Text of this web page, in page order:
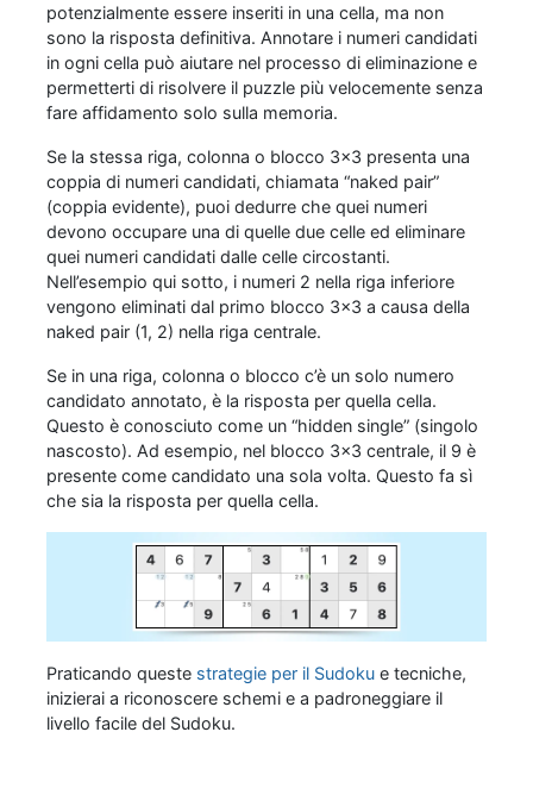
potenzialmente essere inseriti in una cella, ma non
sono la risposta definitiva. Annotare i numeri candidati
in ogni cella può aiutare nel processo di eliminazione e
permetterti di risolvere il puzzle più velocemente senza
fare affidamento solo sulla memoria.
Se la stessa riga, colonna o blocco 3x3 presenta una
coppia di numeri candidati, chiamata “naked pair”
(coppia evidente), puoi dedurre che quei numeri
devono occupare una di quelle due celle ed eliminare
quei numeri candidati dalle celle circostanti.
Nell’esempio qui sotto, i numeri 2 nella riga inferiore
vengono eliminati dal primo blocco 3x3 a causa della
naked pair (1, 2) nella riga centrale.
Se in una riga, colonna o blocco c’è un solo numero
candidato annotato, è la risposta per quella cella.
Questo è conosciuto come un “hidden single” (singolo
nascosto). Ad esempio, nel blocco 3x3 centrale, il 9 è
presente come candidato una sola volta. Questo fa sì
che sia la risposta per quella cella.
Praticando queste strategie per il Sudoku e tecniche,
inizierai a riconoscere schemi e a padroneggiare il
livello facile del Sudoku.